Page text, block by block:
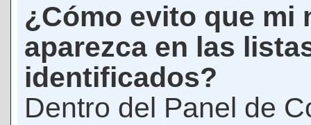
¿Cómo evito que mi
aparezca en las
identificados?
Dentro del Panel de